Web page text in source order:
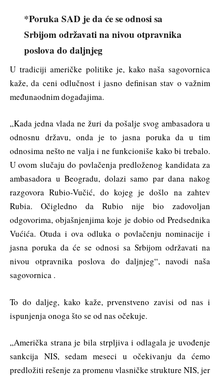
*Poruka SAD je da će se odnosi sa
Srbijom održavati na nivou otpravnika
poslova do daljnjeg
U tradiciji američke politike je, kako naša sagovornica
kaže, da ceni odlučnost i jasno definisan stav o važnim
međunaodnim događajima.
„Kada jedna vlada ne žuri da pošalje svog ambasadora u
odnosnu državu, onda je to jasna poruka da u tim
odnosima nešto ne valja i ne funkcioniše kako bi trebalo.
U ovom slučaju do povlačenja predloženog kandidata za
ambasadora u Beogradu, dolazi samo par dana nakog
razgovora Rubio-Vučić, do kojeg je došlo na zahtev
Rubia. Očigledno da Rubio nije bio zadovoljan
odgovorima, objašnjenjima koje je dobio od Predsednika
Vućića. Otuda i ova odluka o povlačenju nominacije i
jasna poruka da će se odnosi sa Srbijom održavati na
nivou otpravnika poslova do daljnjeg“, navodi naša
sagovornica .
To do daljeg, kako kaže, prvenstveno zavisi od nas i
ispunjenja onoga što se od nas očekuje.
„Američka strana je bila strpljiva i odlagala je uvođenje
sankcija NIS, sedam meseci u očekivanju da ćemo
predložiti rešenje za promenu vlasničke strukture NIS, jer